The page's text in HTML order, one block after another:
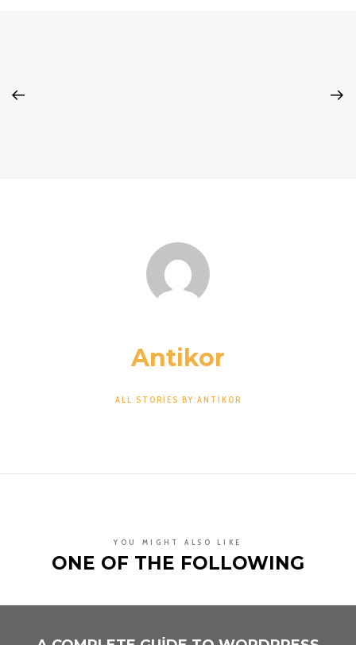
Antikor
ALL STORIES BY:ANTIKOR
YOU MIGHT ALSO LIKE
ONE OF THE FOLLOWING